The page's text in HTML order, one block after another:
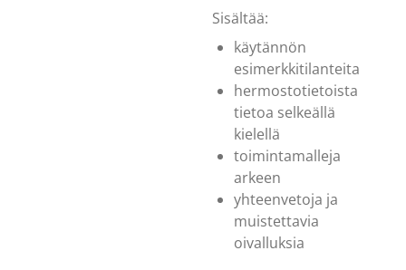
Sisältää:
käytännön
esimerkkitilanteita
hermostotietoista
tietoa selkeällä
kielellä
toimintamalleja
arkeen
yhteenvetoja ja
muistettavia
oivalluksia